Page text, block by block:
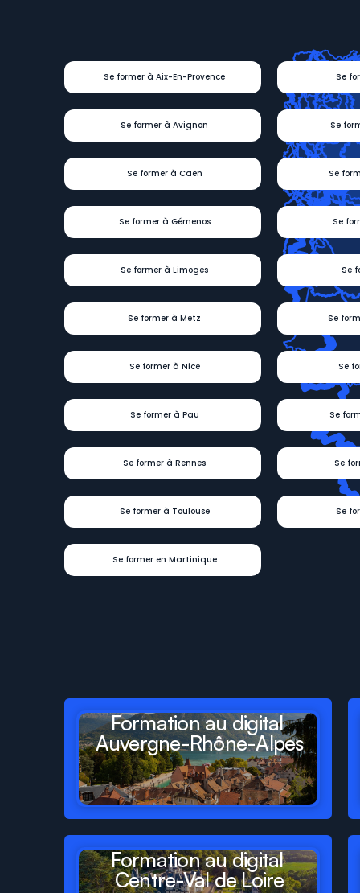
Se former à Aix-En-Provence Se
Se former à Avignon Se
Se former à Caen Se
Se former à Gémenos Se
Se former à Limoges Se
Se former à Metz Se
Se former à Nice Se
Se former à Pau Se
Se former à Rennes Se
Se former à Toulouse Se
Se former en Martinique
départementsetrégions
Formation au digital
Auvergne-Rhône-Alpes
Formation au digital
Centre-Val de Loire